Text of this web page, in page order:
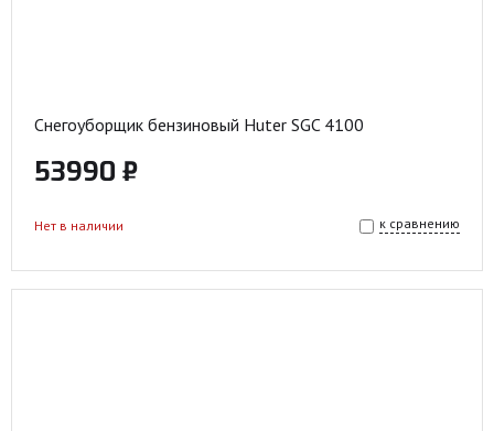
Снегоуборщик бензиновый Huter SGC 4100
53990 ₽
к сравнению
Нет в наличии